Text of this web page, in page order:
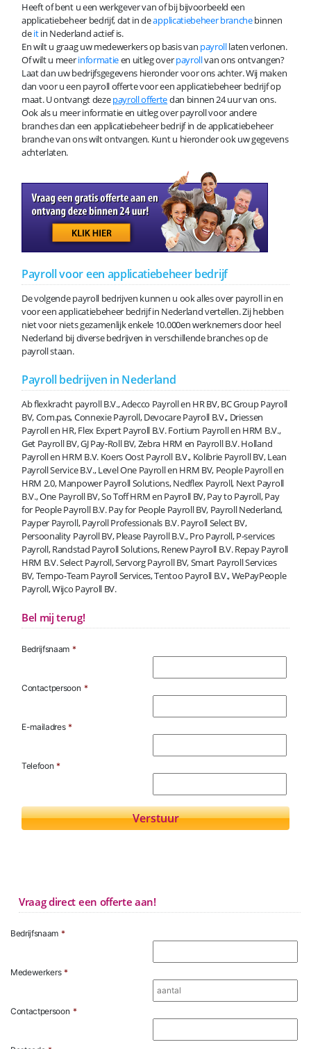
Heeft of bent u een werkgever van of bij bijvoorbeeld een
applicatiebeheer bedrijf, dat in deapplicatiebeheer branchebinnen
deitin Nederland actief is.
En wilt u graag uw medewerkers op basis van payrolllaten verlonen.
Of wilt u meerinformatieen uitleg overpayrollvan ons ontvangen?
Laat dan uw bedrijfsgegevens hieronder voor ons achter. Wij maken
dan voor u een payroll offerte voor een applicatiebeheer bedrijf op
maat. U ontvangt dezepayroll offertedan binnen 24 uur van ons.
Ook als u meer informatie en uitleg over payroll voor andere
branches dan een applicatiebeheer bedrijf in de applicatiebeheer
branche van ons wilt ontvangen. Kunt u hieronder ook uw gegevens
achterlaten.
Payroll voor een applicatiebeheer bedrijf
De volgende payroll bedrijven kunnen u ook alles over payroll in en
voor een applicatiebeheer bedrijf in Nederland vertellen. Zij hebben
niet voor niets gezamenlijk enkele 10.000en werknemers door heel
Nederland bij diverse bedrijven in verschillende branches op de
payroll staan.
Payroll bedrijven in Nederland
Ab flexkracht payroll B.V., Adecco Payroll en HR BV, BC Group Payroll
BV, Com.pas, Connexie Payroll, Devocare Payroll B.V., Driessen
Payroll en HR, Flex Expert Payroll B.V. Fortium Payroll en HRM B.V.,
Get Payroll BV, GJ Pay-Roll BV, Zebra HRM en Payroll B.V. Holland
Payroll en HRM B.V. Koers Oost Payroll B.V., Kolibrie Payroll BV, Lean
Payroll Service B.V., Level One Payroll en HRM BV, People Payroll en
HRM 2.0, Manpower Payroll Solutions, Nedflex Payroll, Next Payroll
B.V., One Payroll BV, So Toff HRM en Payroll BV, Pay to Payroll, Pay
for People Payroll B.V. Pay for People Payroll BV, Payroll Nederland,
Payper Payroll, Payroll Professionals B.V. Payroll Select BV,
Persoonality Payroll BV, Please Payroll B.V., Pro Payroll, P-services
Payroll, Randstad Payroll Solutions, Renew Payroll B.V. Repay Payroll
HRM B.V. Select Payroll, Servorg Payroll BV, Smart Payroll Services
BV, Tempo-Team Payroll Services, Tentoo Payroll B.V., WePayPeople
Payroll, Wijco Payroll BV.
Bel mij terug!
Bedrijfsnaam *
Contactpersoon *
E-mailadres *
Telefoon *
Vraag direct een offerte aan!
Bedrijfsnaam *
Medewerkers *
Contactpersoon *